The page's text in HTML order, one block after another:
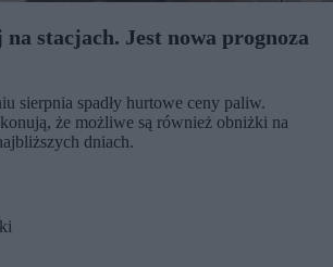
stacjach. Jest nowa prognoza
sierpnia spadły hurtowe ceny paliw.
że możliwe są również obniżki na
dniach.